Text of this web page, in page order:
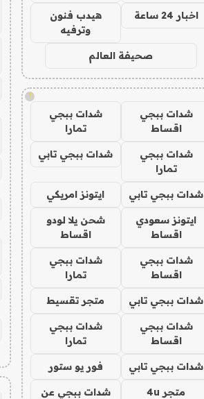
اخبار 24 ساعة
هيدب فنون
وترفيه
صحيفة العالم
!
شدات ببجي
اقساط
شدات ببجي
تمارا
شدات ببجي
تمارا
شدات ببجي تابي
شدات ببجي تابي ايتونز امريكي
ايتونز سعودي
اقساط
شحن يلا لودو
اقساط
شدات ببجي
اقساط
شدات ببجي
تمارا
شدات ببجي تابي متجر تقسيط
شدات ببجي
اقساط
شدات ببجي
تمارا
شدات ببجي تابي فور يو ستور
متجر 4u شدات ببجي عن